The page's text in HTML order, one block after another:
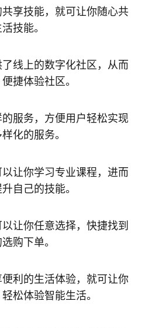
享技能，就可让你随心共
技能。
线上的数字化社区，从而
捷体验社区。
服务，方便用户轻松实现
化的服务。
让你学习专业课程，进而
自己的技能。
让你任意选择，快捷找到
购下单。
利的生活体验，就可让你
松体验智能生活。